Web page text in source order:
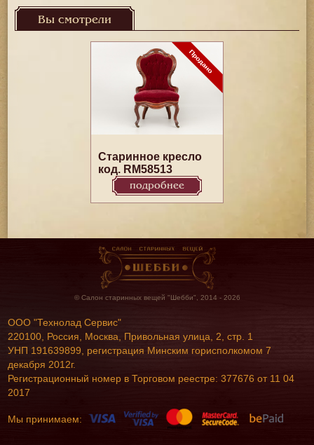
Вы смотрели
Старинное кресло
код. RM58513
подробнее
© Салон старинных вещей "Шебби", 2014 - 2026
ООО "Технолад Сервис"
220100, Россия, Москва, Привольная улица, 2, стр. 1
УНП 191639899, регистрация Минским горисполкомом 7
декабря 2012г.
Регистрационный номер в Торговом реестре: 377676 от 11 04
2017
Мы принимаем: